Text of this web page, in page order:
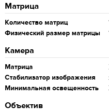
Матрица
Количество матриц
Физический размер матрицы
Камера
Матрица
Стабилизатор изображения
Минимальная освещенность
Объектив